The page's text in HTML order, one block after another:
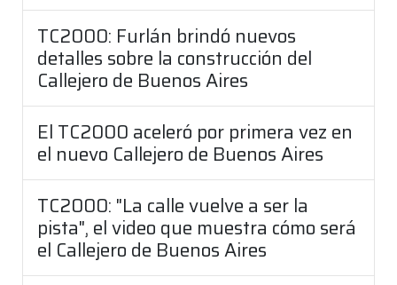
TC2000: Furlán brindó nuevos
detalles sobre la construcción del
Callejero de Buenos Aires
El TC2000 aceleró por primera vez en
el nuevo Callejero de Buenos Aires
TC2000: "La calle vuelve a ser la
pista", el video que muestra cómo será
el Callejero de Buenos Aires